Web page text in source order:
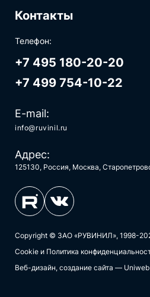
Контакты
Телефон:
+7 495 180-20-20
+7 499 754-10-22
E-mail:
info@ruvinil.ru
Адрес:
125130, Россия, Москва,
Copyright © ЗАО «РУВИНИЛ», 1998-
Cookie и Политика
Веб-дизайн, создание сайта — Uniweb